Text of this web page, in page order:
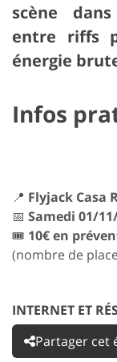
scène
entre riffs
énergie
Infos
📍 Flyjack Casa
📅 Samedi 01/
🎟️ 10€ en
(nombre de
INTERNET ET
Partager cet